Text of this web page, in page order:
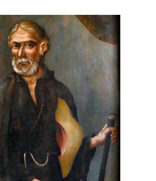
o turístico
múltiplo
(pousada,
restaurante,
lanchonete, loja
e atrativos
naturais e
culturais) que
gera emprego
direto para
cerca de 70
moradores da
região na qual se
insere e que